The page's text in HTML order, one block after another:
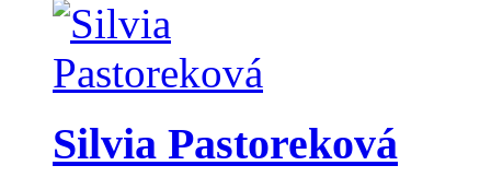
Silvia Pastoreková